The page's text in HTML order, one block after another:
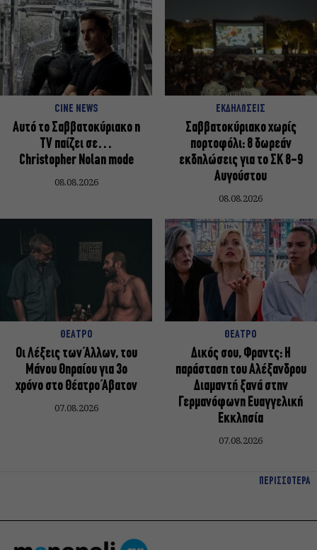
CINE NEWS
Αυτό το Σαββατοκύριακο η
TV παίζει σε…
Christopher Nolan mode
08.08.2026
ΕΚΔΗΛΩΣΕΙΣ
Σαββατοκύριακο χωρίς
πορτοφόλι: 8 δωρεάν
εκδηλώσεις για το ΣΚ 8-9
Αυγούστου
08.08.2026
ΘΕΑΤΡΟ
Οι Λέξεις των Άλλων, του
Μάνου Θηραίου για 3ο
χρόνο στο Θέατρο Άβατον
07.08.2026
ΘΕΑΤΡΟ
Δικός σου, Φραντς: Η
παράσταση του Αλέξανδρου
Διαμαντή ξανά στην
Γερμανόφωνη Ευαγγελική
Εκκλησία
07.08.2026
ΠΕΡΙΣΣΟΤΕΡΑ